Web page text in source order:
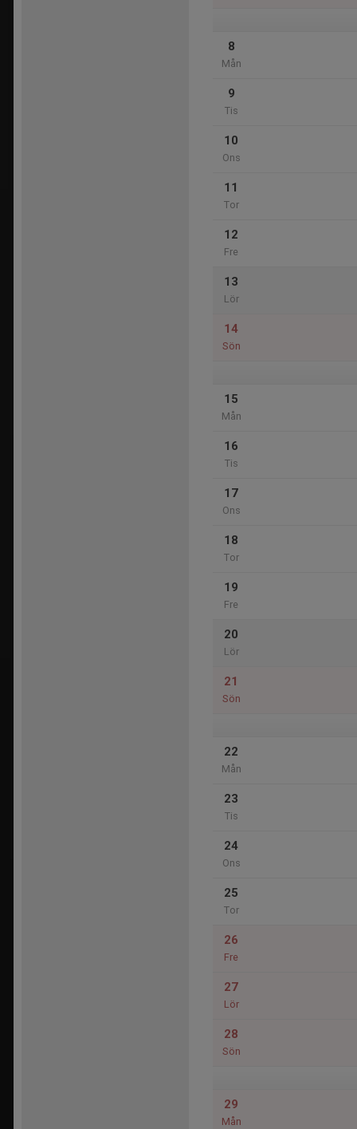
8
Mån
9
Tis
10
Ons
11
Tor
12
Fre
13
Lör
14
Sön
15
Mån
16
Tis
17
Ons
18
Tor
19
Fre
20
Lör
21
Sön
22
Mån
23
Tis
24
Ons
25
Tor
26
Fre
27
Lör
28
Sön
29
Mån